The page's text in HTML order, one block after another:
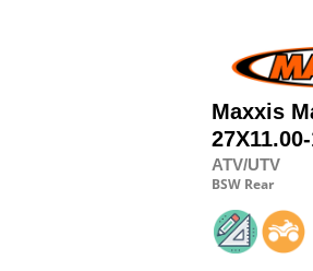
Maxxis
ATV/UTV
BSW Rear